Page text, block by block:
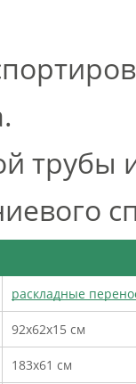
трубы
раскладные
92х62х15 см
183х61 см